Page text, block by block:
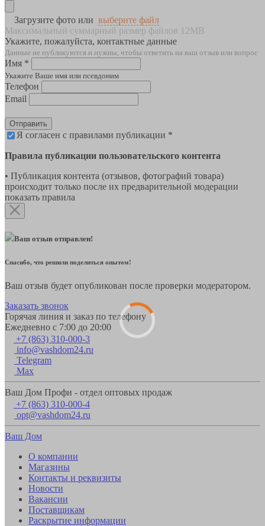
Загрузите фото или выберите файл
Максимальный суммарный размер файлов 12MB
Укажите, пожалуйста, контактные данные
Данные не публикуются и нужны, чтобы ответить на ваш отзыв или вопрос
Имя *
Укажите Ваше имя или псевдоним
Телефон
Email
Отправить
Я согласен с правилами публикации *
Правила публикации пользовательского контента
• Публикация контента (отзывов, фотографий товара)
происходит только после их предварительной модерации
показать правила
Ваш отзыв отправлен!
Спасибо, что решили поделиться опытом!
Ваш отзыв будет опубликован после проверки модератором.
Заказать звонок
Горячая линия и заказ по телефону
Ежедневно с 7:00 до 20:00
+7 (863) 310-000-3
info@vashdom24.ru
Telegram
Max
Ваш Дом Профи - отдел оптовых продаж
+7 (863) 310-000-4
opt@vashdom24.ru
Ваш Дом
О компании
Магазины
Контакты и реквизиты
Новости
Вакансии
Поставщикам
Раскрытие информации